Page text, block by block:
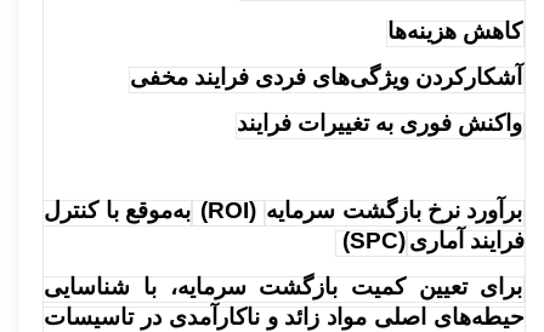
کاهش هزینه‌ها
آشکارکردن ویژگی‌های فردی فرایند مخفی
واکنش فوری به تغییرات فرایند
برآورد نرخ بازگشت سرمایه (ROI) به‌موقع با کنترل
فرایند آماری(SPC)
برای تعیین کمیت بازگشت سرمایه، با شناسایی
حیطه‌های اصلی مواد زائد و ناکارآمدی در تاسیسات